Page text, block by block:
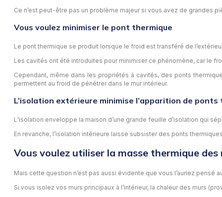
Ce n’est peut-être pas un problème majeur si vous avez de grandes
Vous voulez minimiser le pont thermique
Le pont thermique se produit lorsque le froid est transféré de
Les cavités ont été introduites pour minimiser ce phénomène, car le
Cependant, même dans les propriétés à cavités, des ponts
permettent au froid de pénétrer dans le mur intérieur.
L’isolation extérieure minimise l’apparition de ponts
L’isolation enveloppe la maison d’une grande feuille d’isolation qui
En revanche, l’isolation intérieure laisse subsister des ponts
Vous voulez utiliser la masse thermique
Mais cette question n’est pas aussi évidente que vous l’auriez pensé
Si vous isolez vos murs principaux à l’intérieur, la chaleur des murs